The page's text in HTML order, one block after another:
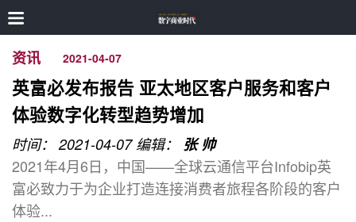
资讯 2021-04-07
英富必发布报告 亚太地区客户服务和客户
体验数字化转型趋势增加
时间： 2021-04-07 编辑： 张 帅
2021年4月6日，中国——全球云通信平台Infobip英
富必致力于为企业打造连接消费者旅程各阶段的客户
体验...